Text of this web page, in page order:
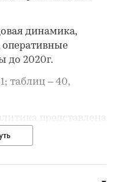
динамика,
оперативные
до 2020г.
таблиц – 40,
представлена
часть с описанием